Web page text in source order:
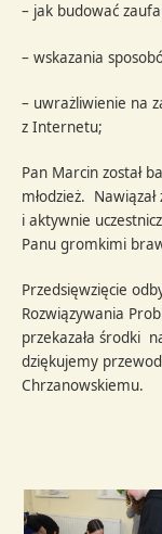
– jak budować
– wskazania
– uwrażliwienie na
z Internetu;
Pan Marcin został
młodzież.
i aktywnie
Panu gromkimi
Przedsięwzięcie
Rozwiązywania
przekazała środki
dziękujemy
Chrzanowskiemu.